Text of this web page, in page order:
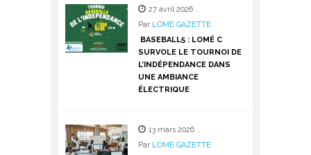
27 avril 2026 ,
Par LOME GAZETTE
BASEBALL5 : LOMÉ C
SURVOLE LE TOURNOI DE
L’INDÉPENDANCE DANS
UNE AMBIANCE
ÉLECTRIQUE
13 mars 2026 ,
Par LOME GAZETTE